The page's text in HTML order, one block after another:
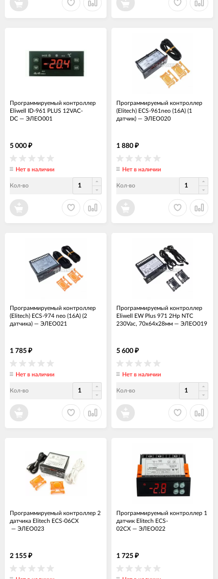
Программируемый контроллер
Eliwell ID-961 PLUS 12VAC-
DC — ЭЛЕО001
5 000 ₽
Нет в наличии
Кол-во
Программируемый контроллер
(Elitech) ECS-961neo (16А) (1
датчик) — ЭЛЕО020
1 880 ₽
Нет в наличии
Кол-во
Программируемый контроллер
(Elitech) ECS-974 neo (16А) (2
датчика) — ЭЛЕО021
1 785 ₽
Нет в наличии
Кол-во
Программируемый контроллер
Eliwell EW Plus 971 2Hp NTC
230Vac, 70х64х28мм — ЭЛЕО019
5 600 ₽
Нет в наличии
Кол-во
Программируемый контроллер 2
датчика Elitech ECS-06CX
— ЭЛЕО023
2 155 ₽
Программируемый контроллер 1
датчик Elitech ECS-
02CX — ЭЛЕО022
1 725 ₽